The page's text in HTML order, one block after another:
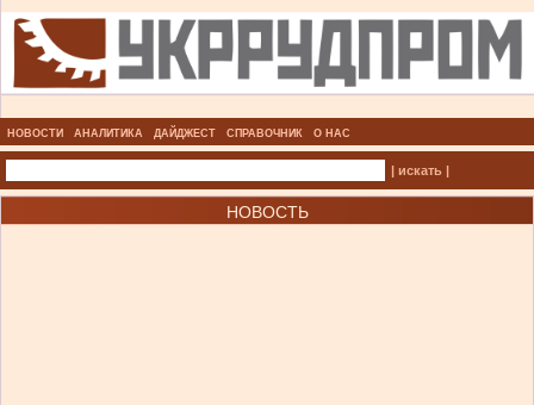
НОВОСТИ АНАЛИТИКА ДАЙДЖЕСТ СПРАВОЧНИК О НАС
| искать |
НОВОСТЬ